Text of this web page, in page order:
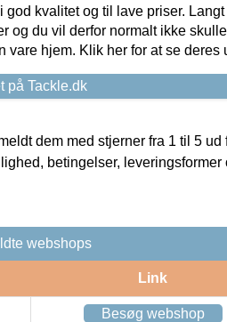
god kvalitet og til lave priser.
og du vil derfor normalt ikke
vare hjem. Klik her for at se deres
på Tackle.dk
dem med stjerner fra 1 til 5 ud
betingelser, leveringsformer
webshops
Link
Besøg webshop